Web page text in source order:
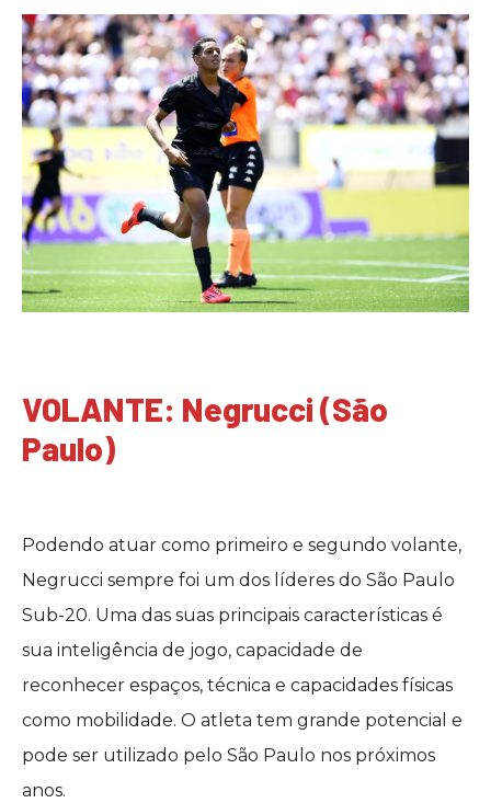
VOLANTE: Negrucci (São
Paulo)
Podendo atuar como primeiro e segundo volante,
Negrucci sempre foi um dos líderes do São Paulo
Sub-20. Uma das suas principais características é
sua inteligência de jogo, capacidade de
reconhecer espaços, técnica e capacidades físicas
como mobilidade. O atleta tem grande potencial e
pode ser utilizado pelo São Paulo nos próximos
anos.